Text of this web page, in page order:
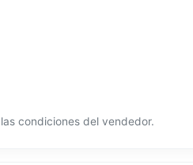
condiciones del vendedor.